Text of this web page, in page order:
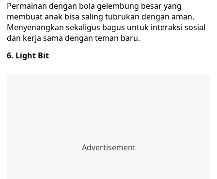
‎Permainan dengan bola gelembung besar yang
membuat anak bisa saling tubrukan dengan aman.
Menyenangkan sekaligus bagus untuk interaksi sosial
dan kerja sama dengan teman baru.
6. Light Bit